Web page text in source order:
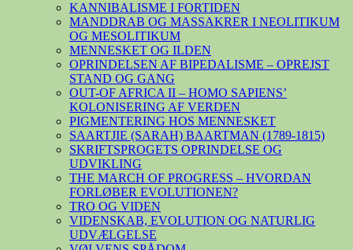
KANNIBALISME I FORTIDEN
MANDDRAB OG MASSAKRER I NEOLITIKUM
OG MESOLITIKUM
MENNESKET OG ILDEN
OPRINDELSEN AF BIPEDALISME – OPREJST
STAND OG GANG
OUT-OF AFRICA II – HOMO SAPIENS’
KOLONISERING AF VERDEN
PIGMENTERING HOS MENNESKET
SAARTJIE (SARAH) BAARTMAN (1789-1815)
SKRIFTSPROGETS OPRINDELSE OG
UDVIKLING
THE MARCH OF PROGRESS – HVORDAN
FORLØBER EVOLUTIONEN?
TRO OG VIDEN
VIDENSKAB, EVOLUTION OG NATURLIG
UDVÆLGELSE